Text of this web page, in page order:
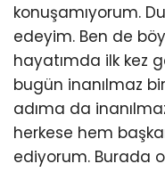
konuşamıyorum.
edeyim. Ben de
hayatımda ilk kez
bugün inanılmaz
adıma da
herkese hem
ediyorum. Burada